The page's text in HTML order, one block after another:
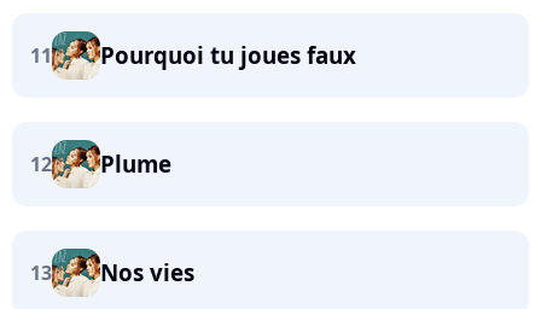
11 Pourquoi tu joues faux
12 Plume
13 Nos vies